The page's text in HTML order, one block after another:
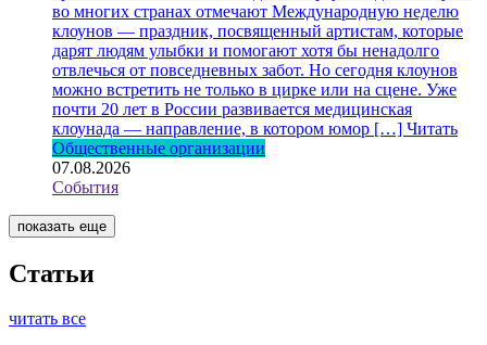
во многих странах отмечают Международную неделю
клоунов — праздник, посвященный артистам, которые
дарят людям улыбки и помогают хотя бы ненадолго
отвлечься от повседневных забот. Но сегодня клоунов
можно встретить не только в цирке или на сцене. Уже
почти 20 лет в России развивается медицинская
клоунада — направление, в котором юмор […] Читать
Общественные организации
07.08.2026
События
показать еще
Статьи
читать все